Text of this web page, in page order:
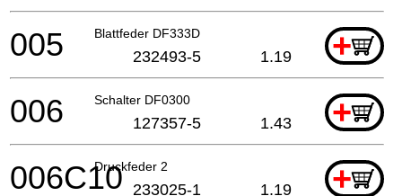
Blattfeder DF333D +
005 232493-5 1.19
Schalter DF0300 +
006 127357-5 1.43
Druckfeder 2 +
006C10 233025-1 1.19